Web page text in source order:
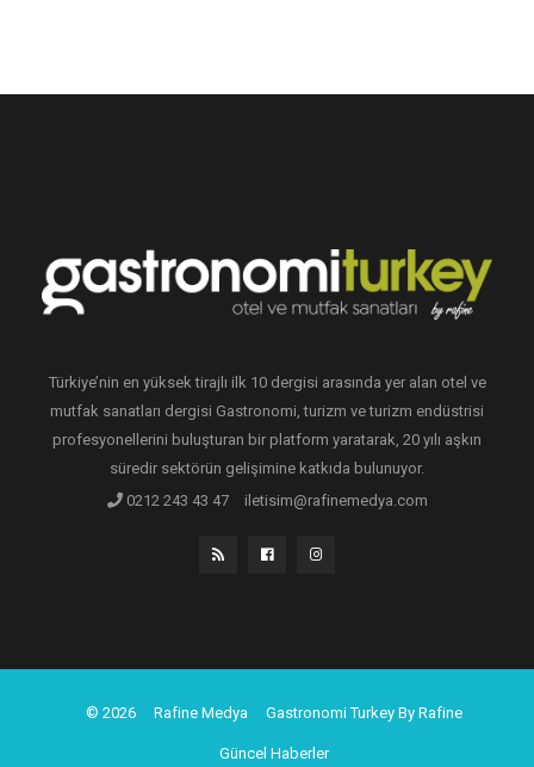
Türkiye’nin en yüksek tirajlı ilk 10 dergisi arasında yer alan otel ve
mutfak sanatları dergisi Gastronomi, turizm ve turizm endüstrisi
profesyonellerini buluşturan bir platform yaratarak, 20 yılı aşkın
süredir sektörün gelişimine katkıda bulunuyor.
0212 243 43 47
iletisim@rafinemedya.com
© 2026 Rafine Medya Gastronomi Turkey By Rafine
Güncel Haberler